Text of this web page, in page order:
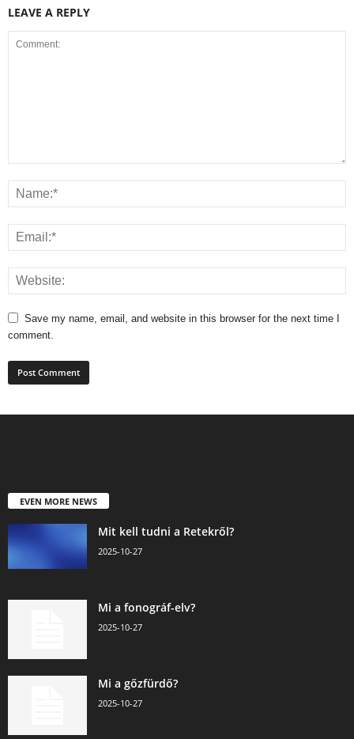
LEAVE A REPLY
Save my name, email, and website in this browser for the next time I
comment.
EVEN MORE NEWS
Mit kell tudni a Retekről?
2025-10-27
Mi a fonográf-elv?
2025-10-27
Mi a gőzfürdő?
2025-10-27